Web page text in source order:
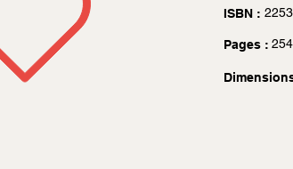
ISBN :
Pages : 254